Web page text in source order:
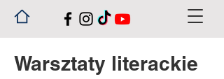
Warsztaty literackie